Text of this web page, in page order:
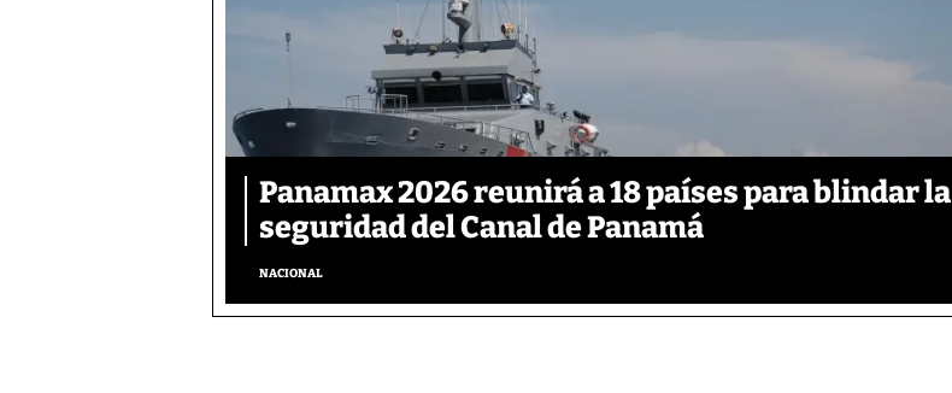
Panamax 2026 reunirá a 18 países para blindar la
seguridad del Canal de Panamá
NACIONAL